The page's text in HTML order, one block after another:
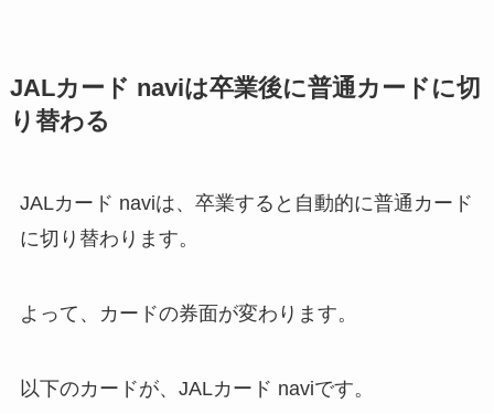
JALカード naviは卒業後に普通カードに切
り替わる
JALカード naviは、卒業すると自動的に普通カード
に切り替わります。
よって、カードの券面が変わります。
以下のカードが、JALカード naviです。